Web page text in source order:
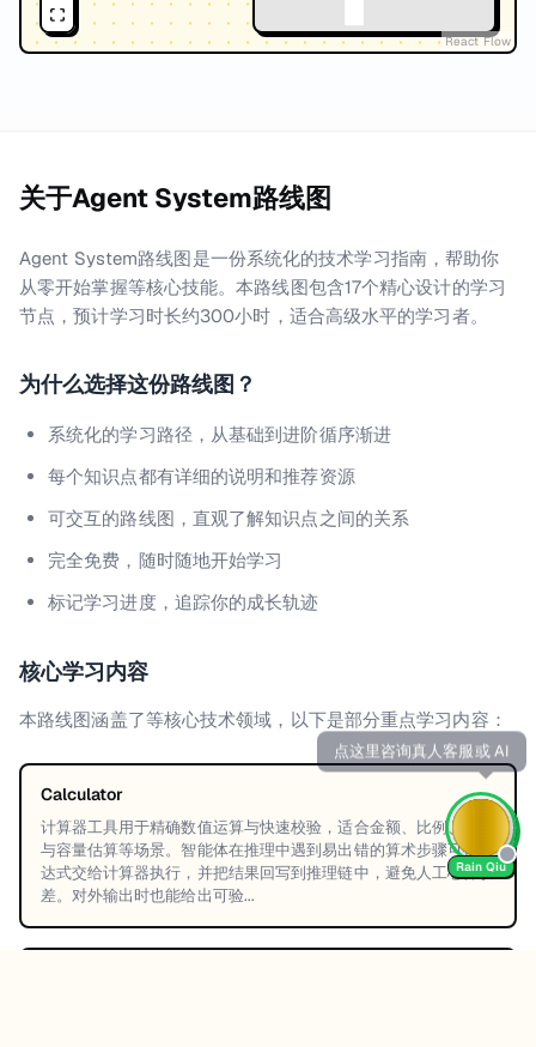
React Flow
关于Agent System路线图
Agent System路线图是一份系统化的技术学习指南，帮助你
从零开始掌握等核心技能。本路线图包含17个精心设计的学习
节点，预计学习时长约300小时，适合高级水平的学习者。
为什么选择这份路线图？
系统化的学习路径，从基础到进阶循序渐进
每个知识点都有详细的说明和推荐资源
可交互的路线图，直观了解知识点之间的关系
完全免费，随时随地开始学习
标记学习进度，追踪你的成长轨迹
核心学习内容
本路线图涵盖了等核心技术领域，以下是部分重点学习内容：
Calculator
计算器工具用于精确数值运算与快速校验，适合金额、比例、统计
与容量估算等场景。智能体在推理中遇到易出错的算术步骤可把表
达式交给计算器执行，并把结果回写到推理链中，避免人工心算误
差。对外输出时也能给出可验...
Rain Qiu